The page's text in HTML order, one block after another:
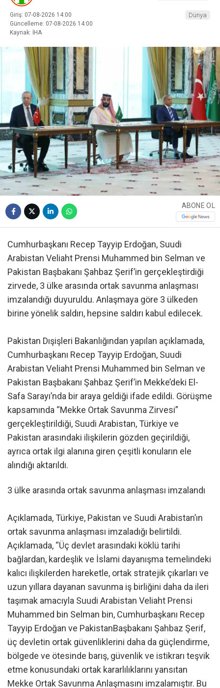
Giriş: 07-08-2026 14:00
Güncelleme: 07-08-2026 14:00
Kaynak: İHA
Dünya
ABONE OL
Cumhurbaşkanı Recep Tayyip Erdoğan, Suudi
Arabistan Veliaht Prensi Muhammed bin Selman ve
Pakistan Başbakanı Şahbaz Şerif’in gerçekleştirdiği
zirvede, 3 ülke arasında ortak savunma anlaşması
imzalandığı duyuruldu. Anlaşmaya göre 3 ülkeden
birine yönelik saldırı, hepsine saldırı kabul edilecek.
Pakistan Dışişleri Bakanlığından yapılan açıklamada,
Cumhurbaşkanı Recep Tayyip Erdoğan, Suudi
Arabistan Veliaht Prensi Muhammed bin Selman ve
Pakistan Başbakanı Şahbaz Şerif’in Mekke’deki El-
Safa Sarayı’nda bir araya geldiği ifade edildi. Görüşme
kapsamında “Mekke Ortak Savunma Zirvesi”
gerçekleştirildiği, Suudi Arabistan, Türkiye ve
Pakistan arasındaki ilişkilerin gözden geçirildiği,
ayrıca ortak ilgi alanına giren çeşitli konuların ele
alındığı aktarıldı.
3 ülke arasında ortak savunma anlaşması imzalandı
Açıklamada, Türkiye, Pakistan ve Suudi Arabistan’ın
ortak savunma anlaşması imzaladığı belirtildi.
Açıklamada, “Üç devlet arasındaki köklü tarihi
bağlardan, kardeşlik ve İslami dayanışma temelindeki
kalıcı ilişkilerden hareketle, ortak stratejik çıkarları ve
uzun yıllara dayanan savunma iş birliğini daha da ileri
taşımak amacıyla Suudi Arabistan Veliaht Prensi
Muhammed bin Selman bin, Cumhurbaşkanı Recep
Tayyip Erdoğan ve PakistanBaşbakanı Şahbaz Şerif,
üç devletin ortak güvenliklerini daha da güçlendirme,
bölgede ve ötesinde barış, güvenlik ve istikrarı teşvik
etme konusundaki ortak kararlılıklarını yansıtan
Mekke Ortak Savunma Anlaşmasını imzalamıştır. Bu